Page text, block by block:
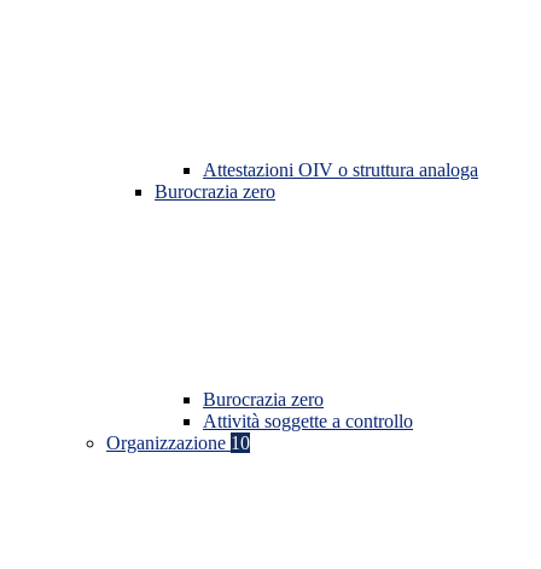
Attestazioni OIV o struttura analoga
Burocrazia zero
Burocrazia zero
Attività soggette a controllo
Organizzazione 10